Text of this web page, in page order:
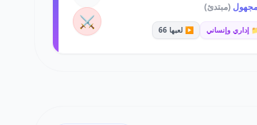
مجهول (مبتدئ)
إداري وإنساني ▶️ لعبها 66 ⚔️